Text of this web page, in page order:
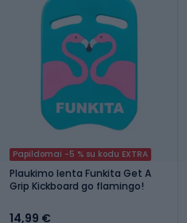
Papildomai -5 % su kodu EXTRA
Plaukimo lenta Funkita Get A
Grip Kickboard go flamingo!
14,99 €